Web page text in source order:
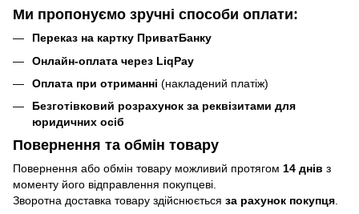
Ми пропонуємо зручні способи оплати:
Переказ на картку ПриватБанку
Онлайн-оплата через LiqPay
Оплата при отриманні (накладений платіж)
Безготівковий розрахунок за реквізитами для
юридичних осіб
Повернення та обмін товару
Повернення або обмін товару можливий протягом 14 днів з
моменту його відправлення покупцеві.
Зворотна доставка товару здійснюється за рахунок покупця